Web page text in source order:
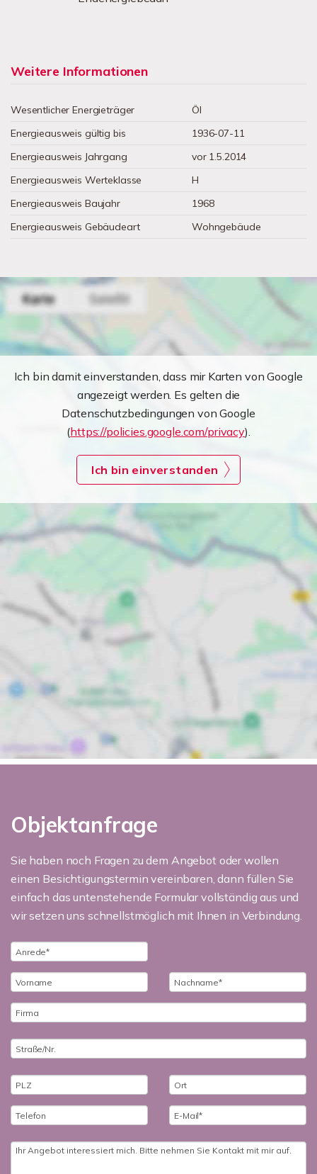
Weitere Informationen
Wesentlicher Energieträger
Öl
Energieausweis gültig bis
1936-07-11
Energieausweis Jahrgang
vor 1.5.2014
Energieausweis Werteklasse
H
Energieausweis Baujahr
1968
Energieausweis Gebäudeart
Wohngebäude
Ich bin damit einverstanden, dass mir Karten von Google
angezeigt werden. Es gelten die
Datenschutzbedingungen von Google
(https://policies.google.com/privacy).
Ich bin einverstanden
Objektanfrage
Sie haben noch Fragen zu dem Angebot oder wollen
einen Besichtigungstermin vereinbaren, dann füllen Sie
einfach das untenstehende Formular vollständig aus und
wir setzen uns schnellstmöglich mit Ihnen in Verbindung.